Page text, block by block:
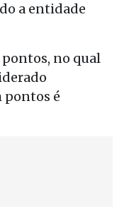
a entidade
pontos, no qual
pontos é